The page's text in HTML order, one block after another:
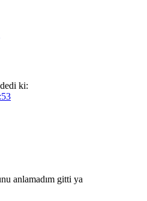
dedi ki:
anlamadım gitti ya